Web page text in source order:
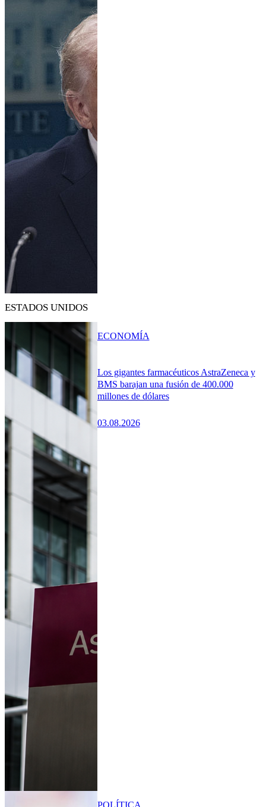
ESTADOS UNIDOS
Los gigantes farmacéuticos AstraZeneca y
BMS barajan una fusión de 400.000
millones de dólares
03.08.2026
ECONOMÍA
POLÍTICA